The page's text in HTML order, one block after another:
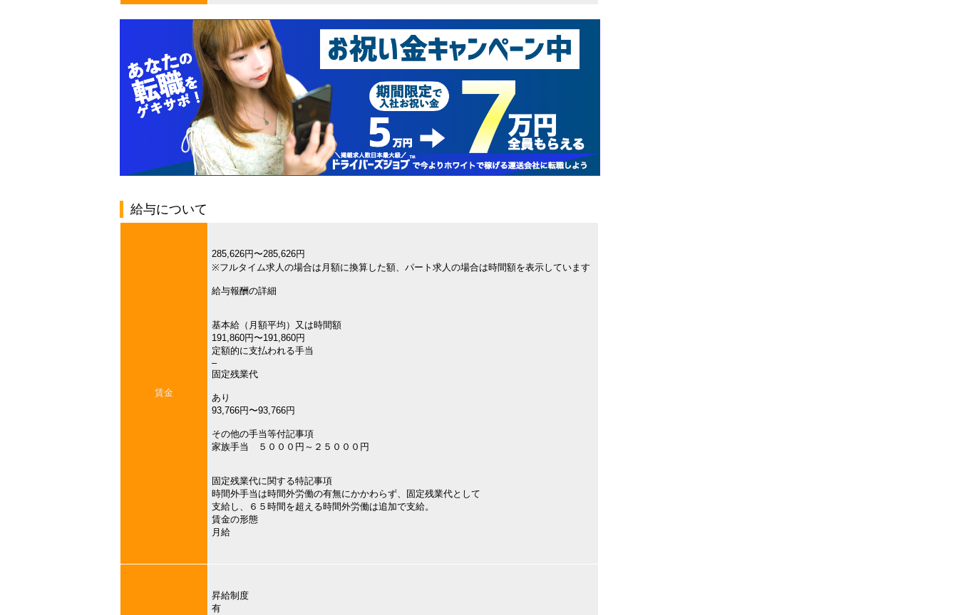
給与について
賃金
285,626円〜285,626円
※フルタイム求人の場合は月額に換算した額、パート求人の場合は時間額を表示しています
給与報酬の詳細
基本給（月額平均）又は時間額
191,860円〜191,860円
定額的に支払われる手当
–
固定残業代
あり
93,766円〜93,766円
その他の手当等付記事項
家族手当 ５０００円～２５０００円
固定残業代に関する特記事項
時間外手当は時間外労働の有無にかかわらず、固定残業代として
支給し、６５時間を超える時間外労働は追加で支給。
賃金の形態
月給
昇給制度
有